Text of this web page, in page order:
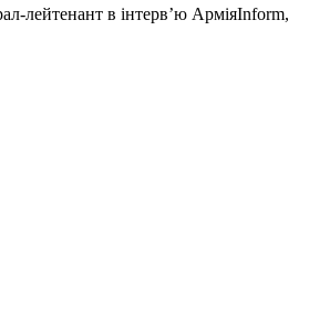
лейтенант в інтерв’ю АрміяInform,